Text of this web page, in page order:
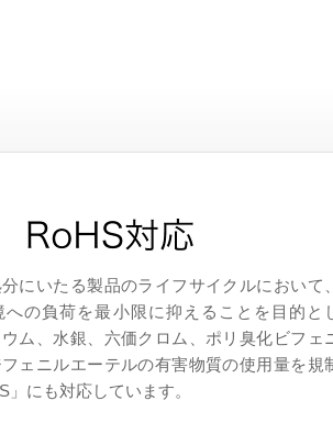
にいたる製品のライフサイクルにおいて
への負荷を最小限に抑えることを目的と
ム、水銀、六価クロム、ポリ臭化ビフェ
ェニルエーテルの有害物質の使用量を規
」にも対応しています。